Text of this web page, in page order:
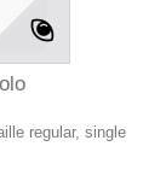
regular, single